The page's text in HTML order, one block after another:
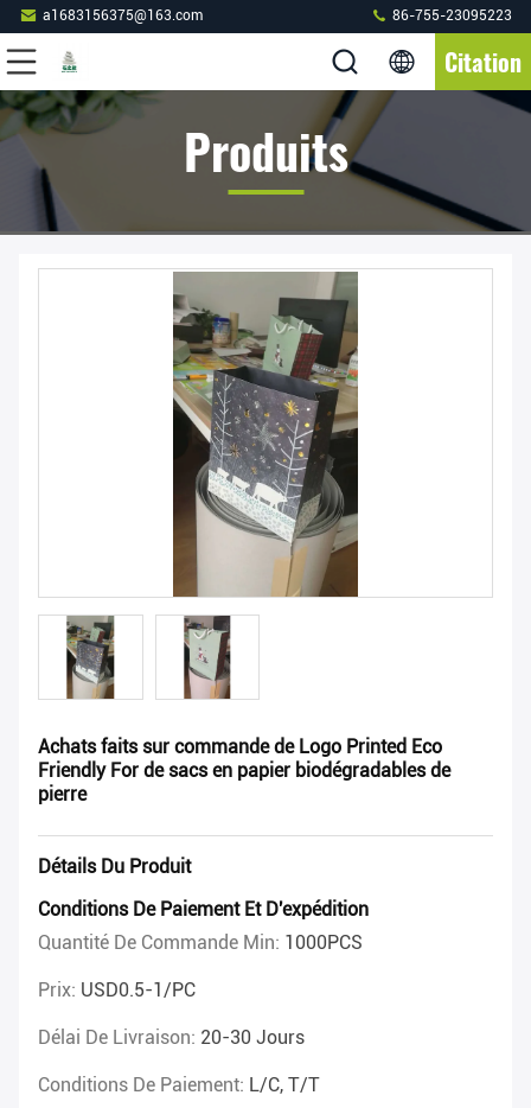
a1683156375@163.com 86-755-23095223
Citation
Produits
Achats faits sur commande de Logo Printed Eco
Friendly For de sacs en papier biodégradables de
pierre
Détails Du Produit
Conditions De Paiement Et D'expédition
Quantité De Commande Min: 1000PCS
Prix: USD0.5-1/PC
Délai De Livraison: 20-30 Jours
Conditions De Paiement: L/C, T/T